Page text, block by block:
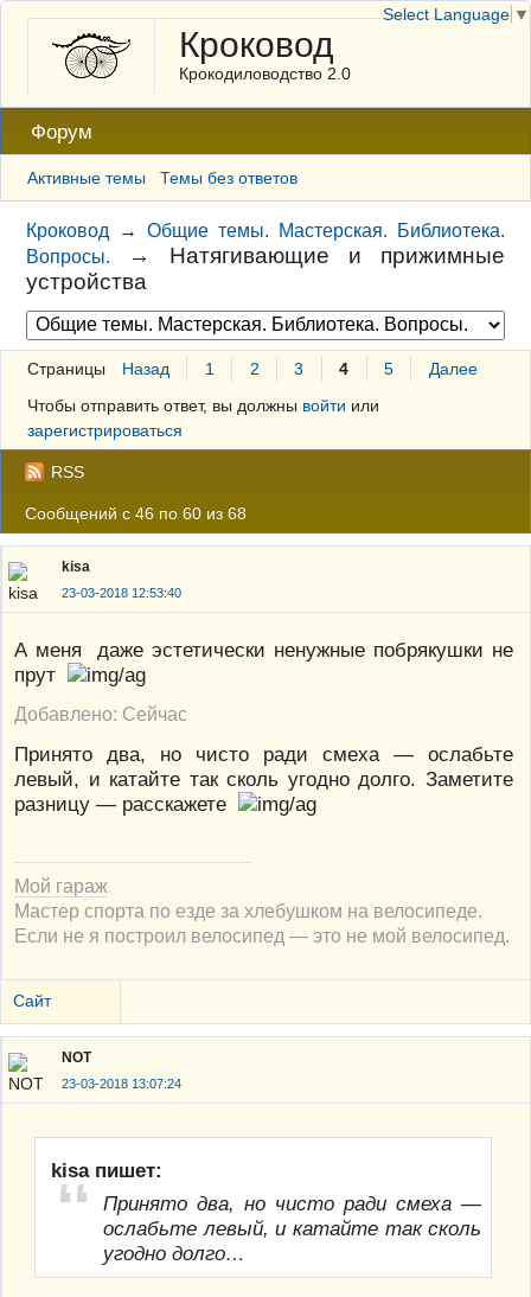
Кроковод
Крокодиловодство 2.0
Форум
Активные темы Темы без ответов
Кроковод →Общие темы. Мастерская. Библиотека.
Вопросы.
→ Натягивающие и прижимные
устройства
Страницы Назад 1 2 3 4 5
Далее
Чтобы отправить ответ, вы должны войти или
зарегистрироваться
RSS
Сообщений с 46 по 60 из 68
kisa
23-03-2018 12:53:40
А меня даже эстетически ненужные побрякушки не
прут
Добавлено: Сейчас
Принято два, но чисто ради смеха — ослабьте
левый, и катайте так сколь угодно долго. Заметите
разницу — расскажете
Мой гараж
Мастер спорта по езде за хлебушком на велосипеде.
Если не я построил велосипед — это не мой велосипед.
Сайт
NOT
23-03-2018 13:07:24
kisa пишет:
Принято два, но чисто ради смеха —
ослабьте левый, и катайте так сколь
угодно долго…
Select Language ▼